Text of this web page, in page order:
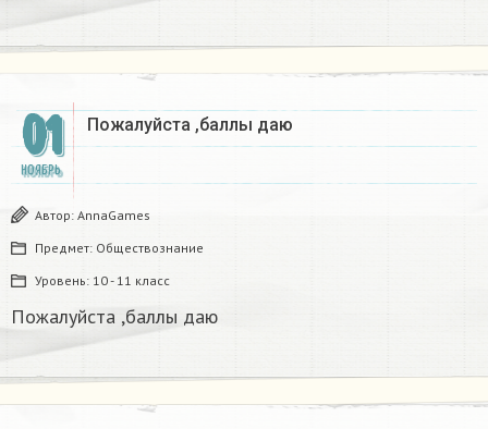
01
НОЯБРЬ
Пожалуйста ,баллы даю
Автор: AnnaGames
Предмет: Обществознание
Уровень: 10 - 11 класс
Пожалуйста ,баллы даю